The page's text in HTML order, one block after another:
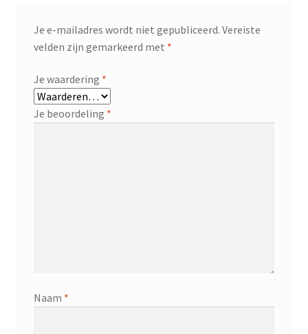
Je e-mailadres wordt niet gepubliceerd. Vereiste
velden zijn gemarkeerd met *
Je waardering *
Je beoordeling *
Naam *